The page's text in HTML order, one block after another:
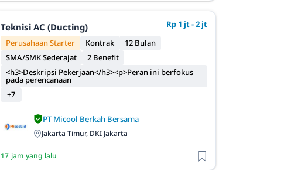
Teknisi AC (Ducting)
Rp 1 jt - 2 jt
Perusahaan Starter
Kontrak
12 Bulan
SMA/SMK Sederajat
2 Benefit
<h3>Deskripsi Pekerjaan</h3><p>Peran ini berfokus
pada perencanaan
+7
PT Micool Berkah Bersama
Jakarta Timur, DKI Jakarta
17 jam yang lalu